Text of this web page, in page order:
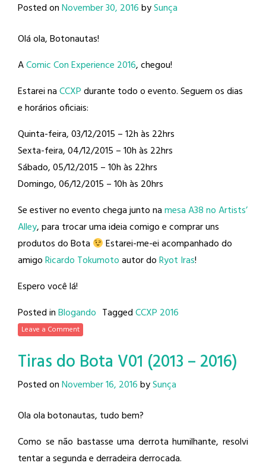
Posted onNovember 30, 2016bySunça
Olá ola, Botonautas!
AComic Con Experience 2016, chegou!
Estarei naCCXPdurante todo o evento. Seguem os dias
e horários oficiais:
Quinta-feira, 03/12/2015 – 12h às 22hrs
Sexta-feira, 04/12/2015 – 10h às 22hrs
Sábado, 05/12/2015 – 10h às 22hrs
Domingo, 06/12/2015 – 10h às 20hrs
Se estiver no evento chega junto namesa A38 no Artists’
Alley, para trocar uma ideia comigo e comprar uns
produtos do Bota
Estarei-me-ei acompanhado do
amigoRicardo Tokumotoautor doRyot Iras!
Espero você lá!
Posted inBlogando TaggedCCXP 2016
Leave a Comment
Tiras do Bota V01 (2013 – 2016)
Posted onNovember 16, 2016bySunça
Ola ola botonautas, tudo bem?
Como se não bastasse uma derrota humilhante, resolvi
tentar a segunda e derradeira derrocada.